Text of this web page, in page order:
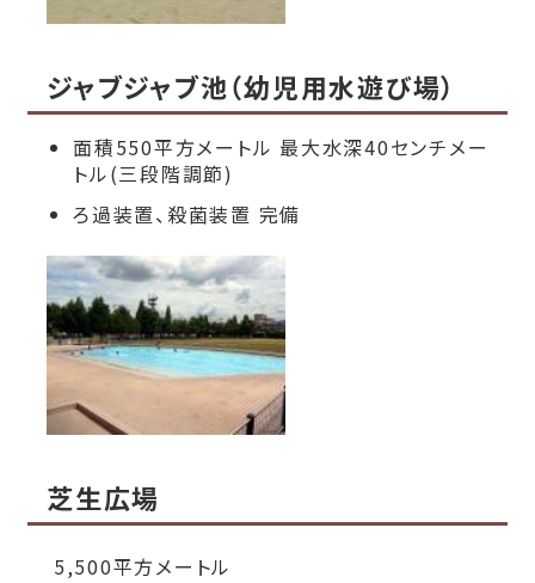
ジャブジャブ池（幼児用水遊び場）
面積550平方メートル 最大水深40センチメー
トル(三段階調節)
ろ過装置、殺菌装置 完備
芝生広場
5,500平方メートル